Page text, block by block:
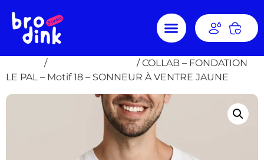
/
/ COLLAB – FONDATION
LE PAL – Motif 18 – SONNEUR À VENTRE JAUNE